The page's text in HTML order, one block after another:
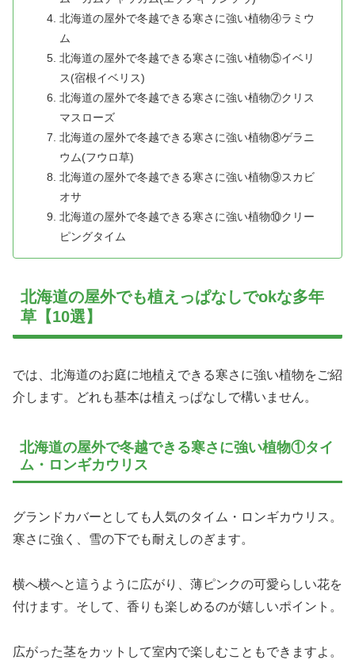
北海道の屋外で冬越できる寒さに強い植物④ラミウ
ム
北海道の屋外で冬越できる寒さに強い植物⑤イベリ
ス(宿根イベリス)
北海道の屋外で冬越できる寒さに強い植物⑦クリス
マスローズ
北海道の屋外で冬越できる寒さに強い植物⑧ゲラニ
ウム(フウロ草)
北海道の屋外で冬越できる寒さに強い植物⑨スカビ
オサ
北海道の屋外で冬越できる寒さに強い植物⑩クリー
ピングタイム
北海道の屋外でも植えっぱなしでokな多年
草【10選】
では、北海道のお庭に地植えできる寒さに強い植物をご紹
介します。どれも基本は植えっぱなしで構いません。
北海道の屋外で冬越できる寒さに強い植物①タイ
ム・ロンギカウリス
グランドカバーとしても人気のタイム・ロンギカウリス。
寒さに強く、雪の下でも耐えしのぎます。
横へ横へと這うように広がり、薄ピンクの可愛らしい花を
付けます。そして、香りも楽しめるのが嬉しいポイント。
広がった茎をカットして室内で楽しむこともできますよ。